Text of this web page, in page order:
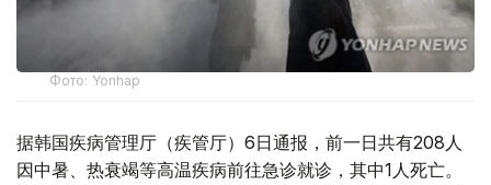
Фото: Yonhap
据韩国疾病管理厅（疾管厅）6日通报，前一日共有208人
因中暑、热衰竭等高温疾病前往急诊就诊，其中1人死亡。